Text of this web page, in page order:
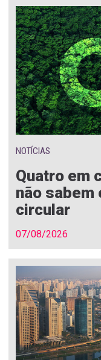
NOTÍCIAS
Quatro em
não sabem
circular
07/08/2026